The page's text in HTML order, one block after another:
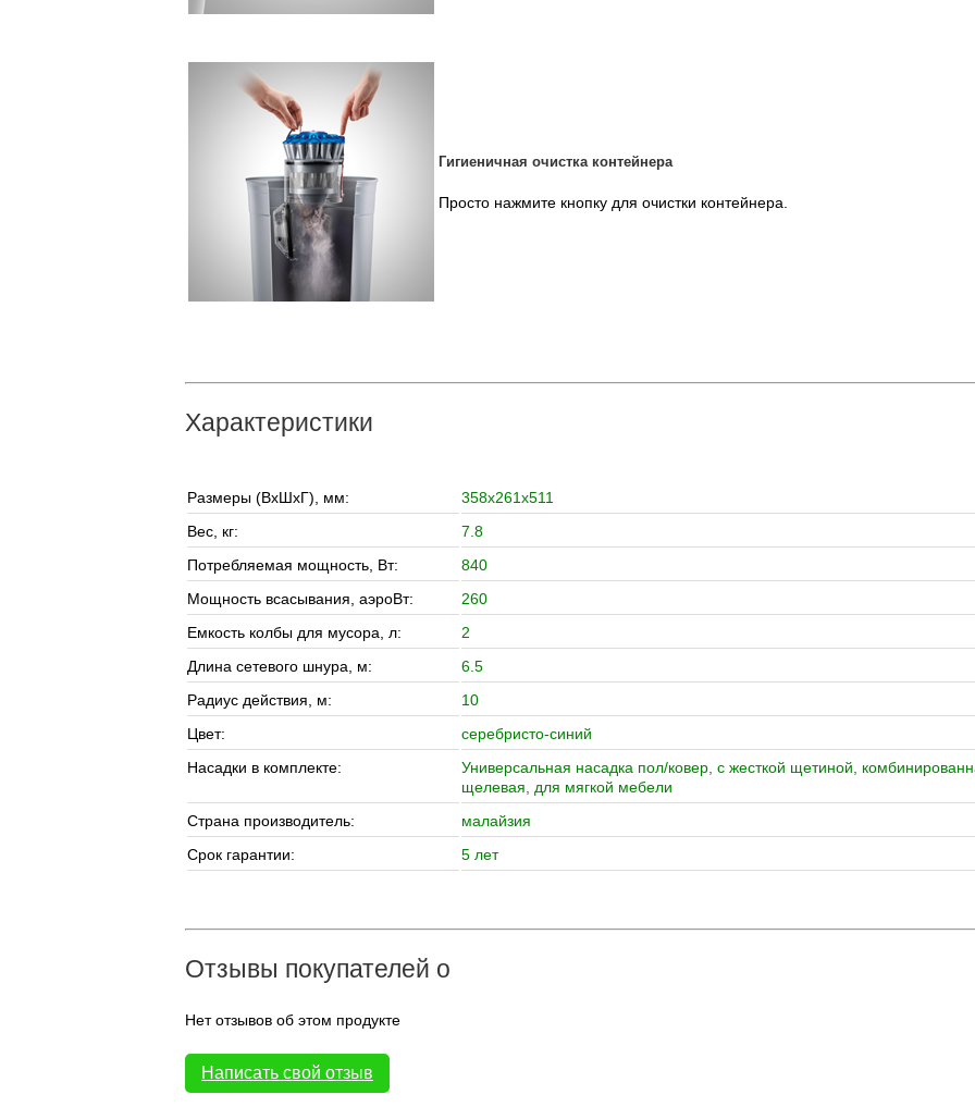
Гигиеничная очистка контейнера
Просто нажмите кнопку для очистки контейнера.
Характеристики
Размеры (ВхШхГ), мм:
358x261x511
Вес, кг:
7.8
Потребляемая мощность, Вт:
840
Мощность всасывания, аэроВт:
260
Емкость колбы для мусора, л:
2
Длина сетевого шнура, м:
6.5
Радиус действия, м:
10
Цвет:
серебристо-синий
Насадки в комплекте:
Универсальная насадка пол/ковер, с жесткой щетиной,
щелевая, для мягкой мебели
Страна производитель:
малайзия
Срок гарантии:
5 лет
Отзывы покупателей о
Нет отзывов об этом продукте
Написать свой отзыв